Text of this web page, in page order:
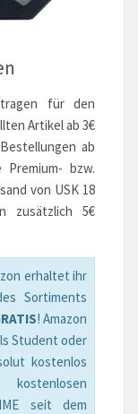
für den
Artikel ab 3€
ab
bzw.
von USK 18
zusätzlich 5€
erhaltet ihr
Sortiments
! Amazon
Student oder
kostenlos
seit dem